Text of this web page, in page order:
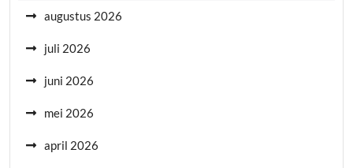
augustus 2026
juli 2026
juni 2026
mei 2026
april 2026